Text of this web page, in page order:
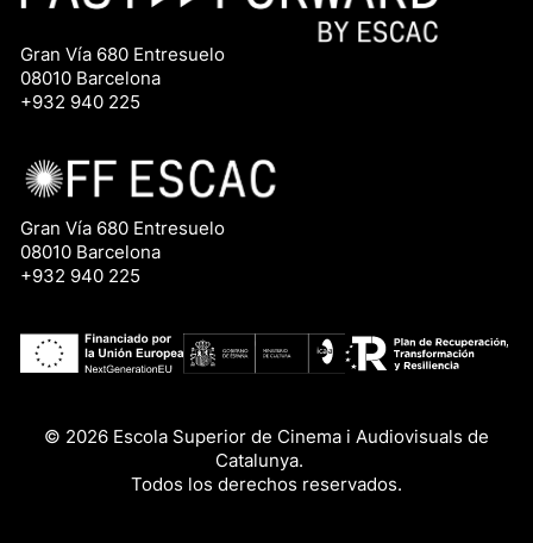
Gran Vía 680 Entresuelo
08010 Barcelona
+932 940 225
Gran Vía 680 Entresuelo
08010 Barcelona
+932 940 225
© 2026 Escola Superior de Cinema i Audiovisuals de
Catalunya.
Todos los derechos reservados.